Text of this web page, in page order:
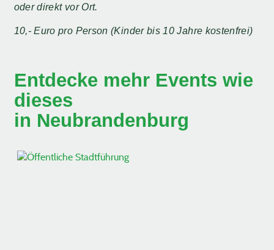
oder direkt vor Ort.
10,- Euro pro Person (Kinder bis 10 Jahre kostenfrei)
Entdecke mehr Events wie
dieses
in Neubrandenburg